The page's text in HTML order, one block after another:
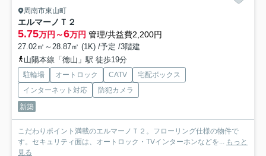
周南市東山町
エルマーノＴ２
5.75万円～6万円 管理/共益費2,200円
27.02㎡～28.87㎡ (1K) /予定 /3階建
山陽本線「徳山」駅 徒歩19分
駐輪場 オートロック CATV
宅配ボックス
インターネット対応
防犯カメラ
新築
こだわりポイント満載のエルマーノＴ２。フローリング仕様の物件で
す。セキュリティ面は、オートロック・TVインターホンなどを... もっと
見る